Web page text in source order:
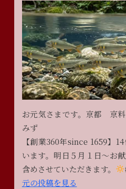
お元気さまです。京都 京
みず
【創業360年since 1659】
います。明日５月１日〜お
含めさせていただきます。
元の投稿を見る